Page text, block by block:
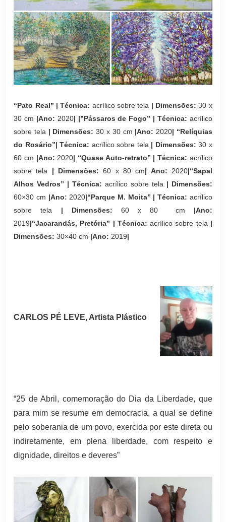
“Pato Real” | Técnica: acrílico sobre tela | Dimensões:30 x
30 cm |Ano: 2020| |”Pássaros de Fogo” | Técnica: acrílico
sobre tela | Dimensões:30 x 30 cm |Ano: 2020| “Relíquias
do Rosário”| Técnica: acrílico sobre tela | Dimensões:30 x
60 cm |Ano: 2020| “Quase Auto-retrato” | Técnica: acrílico
sobre tela | Dimensões:60 x 80 cm| Ano: 2020|“Sapal
Alhos Vedros” | Técnica: acrílico sobre tela | Dimensões:
60×30 cm |Ano: 2020|“Parque M. Moita” | Técnica: acrílico
sobre tela | Dimensões: 60 x 80 cm |Ano:
2019|“Jacarandás, Pretória” | Técnica:acrílico sobre tela |
Dimensões:30×40 cm |Ano: 2019|
CARLOS PÉ LEVE, Artista Plástico
“25 de Abril, comemoração do Dia da Liberdade, que
para mim se resume em democracia, a qual se define
pelo soberania de um povo, exercida por este direta ou
indiretamente, em plena liberdade, com respeito e
dignidade, direitos e deveres”